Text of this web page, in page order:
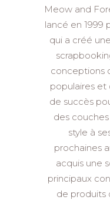
Meow and
lancé en 1999
qui a créé
conceptions
populaires et
de succès
des
style à
prochaines
acquis une
principaux
de produits